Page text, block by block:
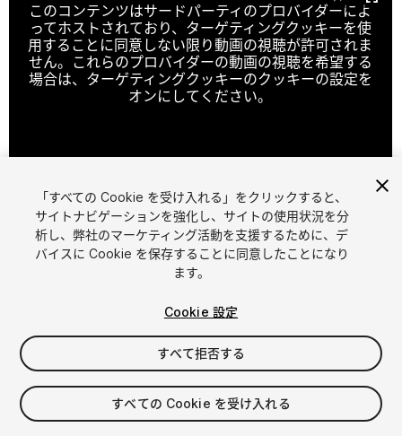
このコンテンツはサードパーティのプロバイダーによ
ってホストされており、ターゲティングクッキーを使
用することに同意しない限り動画の視聴が許可されま
せん。これらのプロバイダーの動画の視聴を希望する
場合は、ターゲティングクッキーのクッキーの設定を
オンにしてください。
1/ 27
$14.90
消費税は決済時に計算されます
「すべての Cookie を受け入れる」をクリックすると、
サイトナビゲーションを強化し、サイトの使用状況を分
析し、弊社のマーケティング活動を支援するために、デ
バイスに Cookie を保存することに同意したことになり
ます。
Cookie 設定
すべて拒否する
すべての Cookie を受け入れる